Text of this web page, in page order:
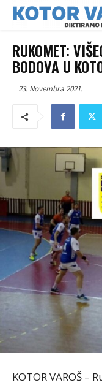
RUKOMET:
BODOVA U
23. Novembra 2021.
KOTOR VAROŠ –